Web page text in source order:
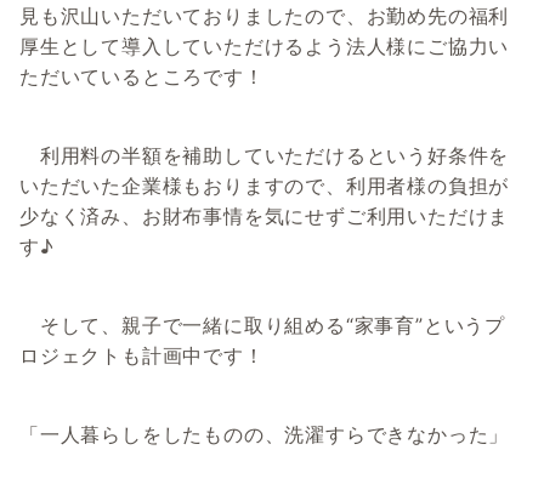
見も沢山いただいておりましたので、お勤め先の福利
厚生として導入していただけるよう法人様にご協力い
ただいているところです！
利用料の半額を補助していただけるという好条件を
いただいた企業様もおりますので、利用者様の負担が
少なく済み、お財布事情を気にせずご利用いただけま
す♪
そして、親子で一緒に取り組める“家事育”というプ
ロジェクトも計画中です！
「一人暮らしをしたものの、洗濯すらできなかった」